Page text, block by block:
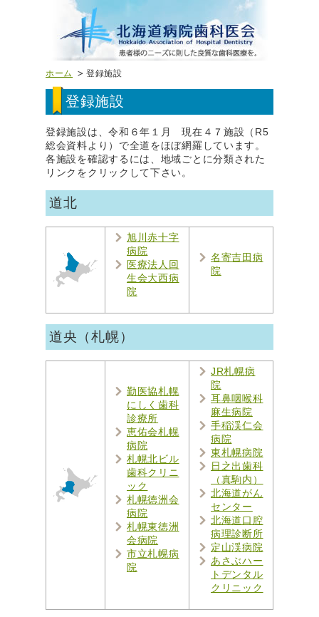
ホーム 登録施設
登録施設
登録施設は、令和６年１月 現在４７施設（R5
総会資料より）で全道をほぼ網羅しています。
各施設を確認するには、地域ごとに分類された
リンクをクリックして下さい。
道北
旭川赤十字
病院
医療法人回
生会大西病
院
名寄吉田病
院
道央（札幌）
勤医協札幌
にしく歯科
診療所
恵佑会札幌
病院
札幌北ビル
歯科クリニ
ック
札幌徳洲会
病院
札幌東徳洲
会病院
市立札幌病
院
JR札幌病
院
耳鼻咽喉科
麻生病院
手稲渓仁会
病院
東札幌病院
日之出歯科
（真駒内）
北海道がん
センター
北海道口腔
病理診断所
定山渓病院
あさぶハー
トデンタル
クリニック